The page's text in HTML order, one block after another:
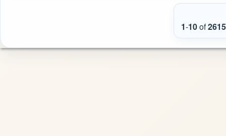
1-10of2615